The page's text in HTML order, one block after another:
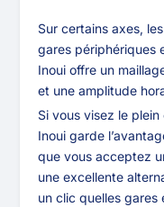
Sur certains axes,
gares périphériques
Inoui offre un
et une amplitude
Si vous visez le
Inoui garde
que vous acceptez
une excellente
un clic quelles gares